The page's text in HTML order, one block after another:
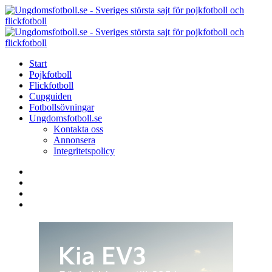
Menu
Search
Menu
Start
Pojkfotboll
Flickfotboll
Cupguiden
Fotbollsövningar
Ungdomsfotboll.se
Kontakta oss
Annonsera
Integritetspolicy